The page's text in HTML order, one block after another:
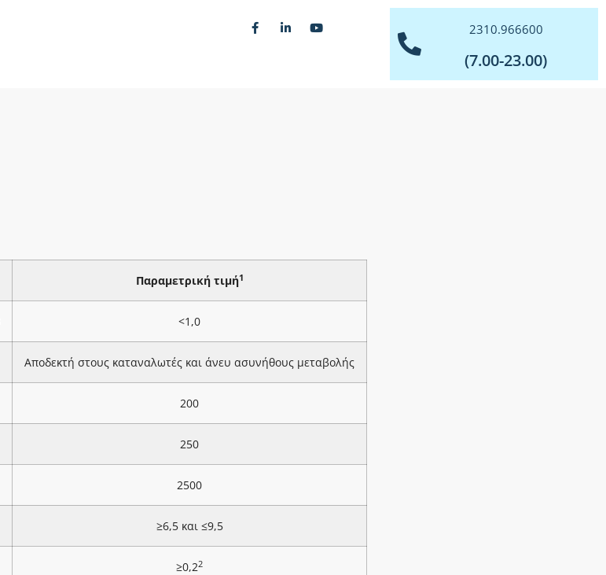
2310.966600
(7.00-23.00)
Παραμετρική τιμή1
<1,0
Αποδεκτή στους καταναλωτές και άνευ ασυνήθους μεταβολής
200
250
2500
≥6,5 και ≤9,5
≥0,22